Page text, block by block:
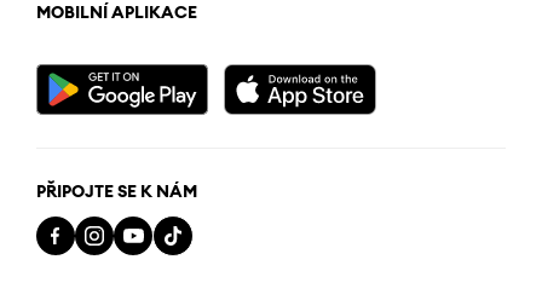
MOBILNÍ APLIKACE
PŘIPOJTE SE K NÁM